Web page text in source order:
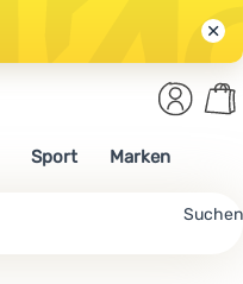
Suchen
Anmelden
Sport Marken